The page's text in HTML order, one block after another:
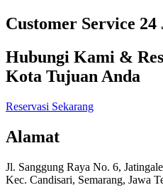
Customer Service 24
Hubungi Kami &
Kota Tujuan Anda
Reservasi Sekarang
Alamat
Jl. Sanggung Raya No. 6,
Kec. Candisari, Semarang, Jawa